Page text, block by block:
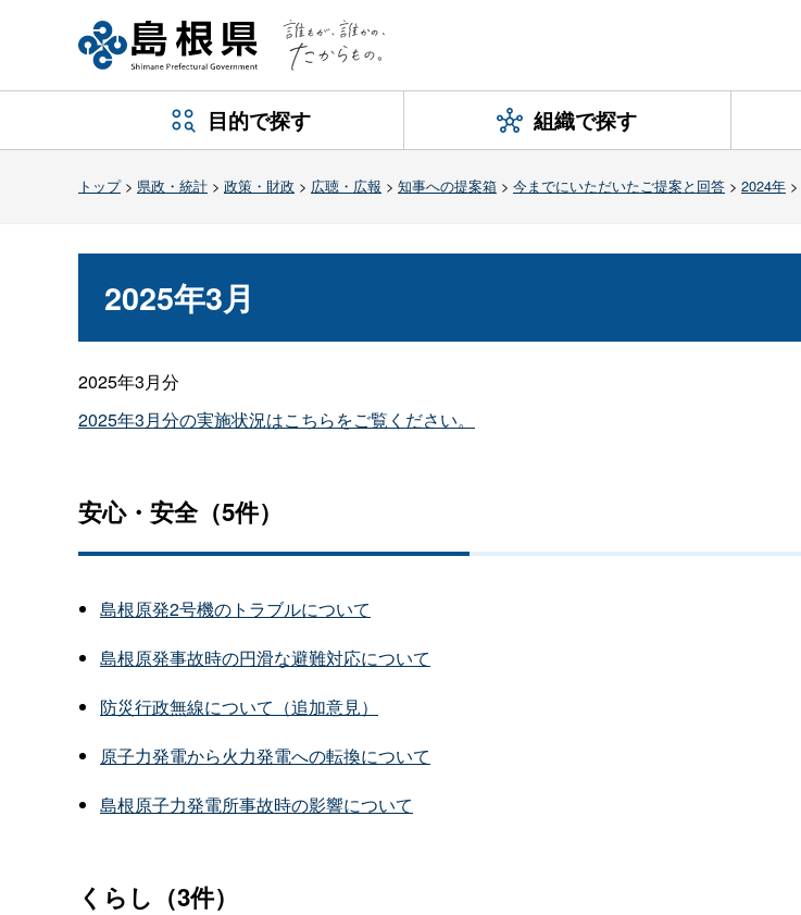
目的で探す 組織で探す
トップ> 県政・統計 > 政策・財政 > 広聴・広報 > 知事への提案箱 > 今までにいただいたご提案と回答 > 2024年 >
2025年3月
2025年3月分
2025年3月分の実施状況はこちらをご覧ください。
安心・安全（5件）
島根原発2号機のトラブルについて
島根原発事故時の円滑な避難対応について
防災行政無線について（追加意見）
原子力発電から火力発電への転換について
島根原子力発電所事故時の影響について
くらし（3件）